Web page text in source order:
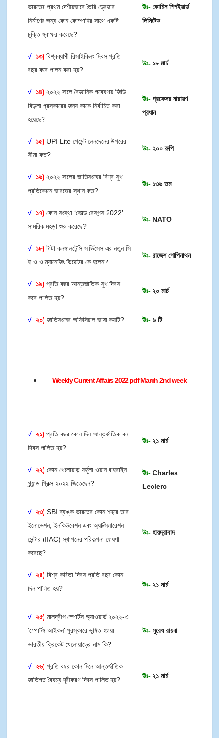
ভারতের প্রথম দেশীয়ভাবে তৈরি ড্রেজার
নির্মাণের জন্য কোন কোম্পানির সাথে একটি
চুক্তি স্বাক্ষর করেছে?
উঃ- কোচিন শিপইয়ার্ড
লিমিটেড
√ ১৩) বিশ্বব্যাপী রিসাইক্লিং দিবস প্রতি
বছর কবে পালন করা হয়?
উঃ- ১৮ মার্চ
√ ১৪) ২০২২ সালে বৈজ্ঞানিক গবেষণায় জিডি
বিড়লা পুরস্কারের জন্য কাকে নির্বাচিত করা
হয়েছে?
উঃ- প্রফেসর নারায়ণ
প্রধান
√ ১৫) UPI Lite পেমেন্ট লেনদেনের উপরের
সীমা কত?
উঃ- ২০০ রুপি
√ ১৬) ২০২২ সালের জাতিসংঘের বিশ্ব সুখ
প্রতিবেদনে ভারতের স্থান কত?
উঃ- ১৩৬ তম
√ ১৭) কোন সংস্থা ‘কোল্ড রেসপন্স 2022’
সামরিক মহড়া শুরু করেছে?
উঃ- NATO
√ ১৮) টাটা কনসালটেন্সি সার্ভিসেস এর নতুন সি
ই ও ও ম্যানেজিং ডিরেক্টর কে হলেন?
উঃ- রাজেশ গোপিনাথন
√ ১৯) প্রতি বছর আন্তর্জাতিক সুখ দিবস
কবে পালিত হয়?
উঃ- ২০ মার্চ
√ ২০) জাতিসংঘের অফিসিয়াল ভাষা কয়টি? উঃ- ৬ টি
Weekly Current Affairs 2022 pdf March 2nd week
√ ২১) প্রতি বছর কোন দিন আন্তর্জাতিক বন
দিবস পালিত হয়?
উঃ- ২১ মার্চ
√ ২২) কোন খেলোয়াড় ফর্মুলা ওয়ান বাহরাইন
গ্র্যান্ড প্রিক্স ২০২২ জিতেছেন?
উঃ- Charles
Leclerc
√ ২৩) SBI ব্যাঙ্ক ভারতের কোন শহরে তার
ইনোভেশন, ইনকিউবেশন এবং অ্যাক্সিলারেশন
সেন্টার (IIAC) স্থাপনের পরিকল্পনা ঘোষণা
করেছে?
উঃ- হায়দ্রাবাদ
√ ২৪) বিশ্ব কবিতা দিবস প্রতি বছর কোন
দিন পালিত হয়?
উঃ- ২১ মার্চ
√ ২৫) মালদ্বীপ স্পোর্টস অ্যাওয়ার্ড ২০২২-এ
‘স্পোর্টস আইকন’ পুরস্কারে ভূষিত হওয়া
ভারতীয় ক্রিকেট খেলোয়াড়ের নাম কি?
উঃ- সুরেষ রায়না
√ ২৬) প্রতি বছর কোন দিনে আন্তর্জাতিক
জাতিগত বৈষম্য দূরীকরণ দিবস পালিত হয়?
উঃ- ২১ মার্চ